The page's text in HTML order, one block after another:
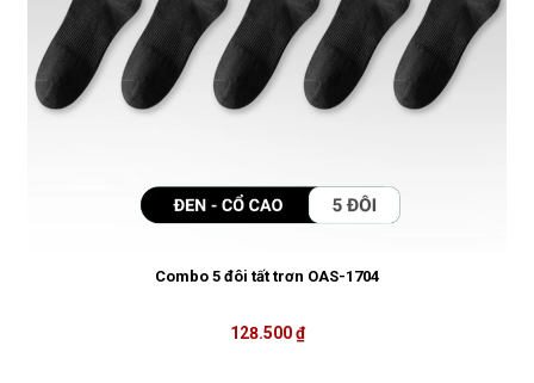
Combo 5 đôi tất trơn OAS-1704
128.500 ₫